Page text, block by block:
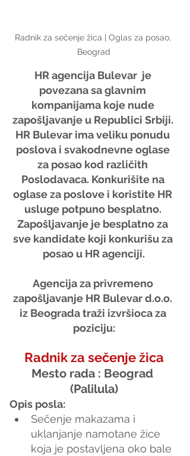
Radnik za sečenje žica | Oglas za posao,
Beograd
HR agencija Bulevar  je
povezana sa glavnim
kompanijama koje nude
zapošljavanje u Republici Srbiji.
HR Bulevar ima veliku ponudu
poslova i svakodnevne oglase
za posao kod različith
Poslodavaca. Konkurišite na
oglase za poslove i koristite HR
usluge potpuno besplatno.
Zapošljavanje je besplatno za
sve kandidate koji konkurišu za
posao u HR agenciji.
Agencija za privremeno
zapošljavanje HR Bulevar d.o.o.
iz Beograda traži izvršioca za
poziciju:
Radnik za sečenje žica
Mesto rada : Beograd
(Palilula)
Opis posla:
Sečenje makazama i
uklanjanje namotane žice
koja je postavljena oko bale